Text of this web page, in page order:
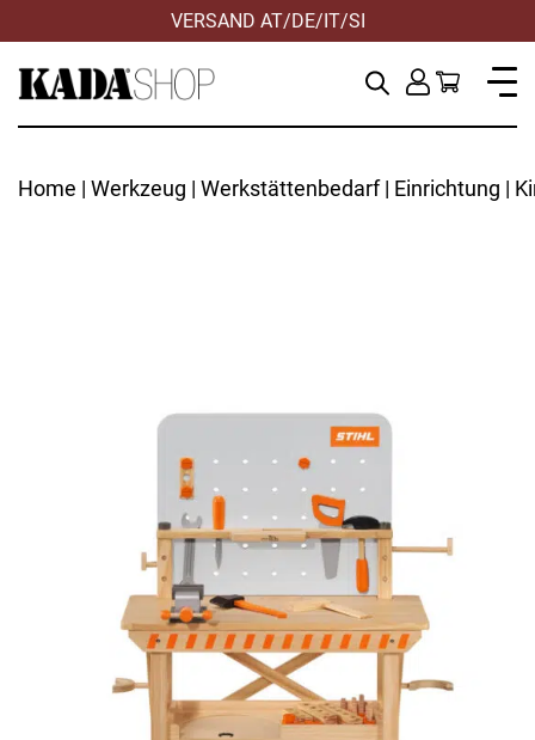
VERSAND AT/DE/IT/SI
Home | Werkzeug | Werkstättenbedarf| Einrichtung |